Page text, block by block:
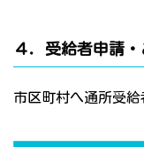
４．受給者申請
市区町村へ通所受給